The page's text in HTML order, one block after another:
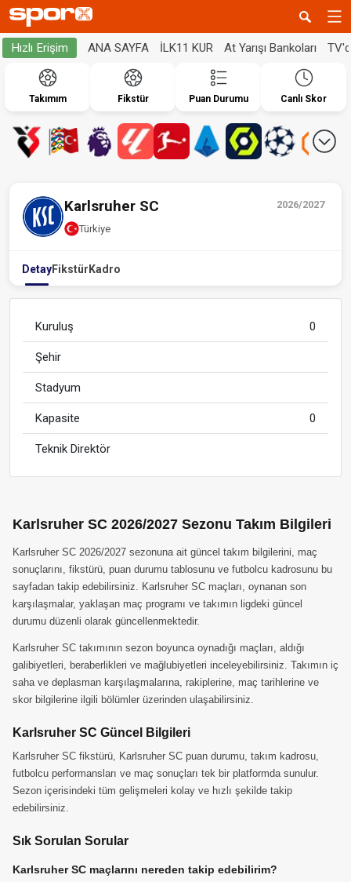
Hızlı Erişim ANA SAYFA İLK11 KUR At Yarışı Bankoları
Takımım Fikstür Puan Durumu Canlı Skor
2026/2027
Karlsruher SC
Türkiye
DetayFikstür Kadro
Kuruluş 0
Şehir
Stadyum
Kapasite 0
Teknik Direktör
Karlsruher SC 2026/2027 Sezonu Takım Bilgileri
Karlsruher SC 2026/2027 sezonuna ait güncel takım bilgilerini, maç
sonuçlarını, fikstürü, puan durumu tablosunu ve futbolcu kadrosunu bu
sayfadan takip edebilirsiniz. Karlsruher SC maçları, oynanan son
karşılaşmalar, yaklaşan maç programı ve takımın ligdeki güncel
durumu düzenli olarak güncellenmektedir.
Karlsruher SC takımının sezon boyunca oynadığı maçları, aldığı
galibiyetleri, beraberlikleri ve mağlubiyetleri inceleyebilirsiniz. Takımın iç
saha ve deplasman karşılaşmalarına, rakiplerine, maç tarihlerine ve
skor bilgilerine ilgili bölümler üzerinden ulaşabilirsiniz.
Karlsruher SC Güncel Bilgileri
Karlsruher SC fikstürü, Karlsruher SC puan durumu, takım kadrosu,
futbolcu performansları ve maç sonuçları tek bir platformda sunulur.
Sezon içerisindeki tüm gelişmeleri kolay ve hızlı şekilde takip
edebilirsiniz.
Sık Sorulan Sorular
Karlsruher SC maçlarını nereden takip edebilirim?